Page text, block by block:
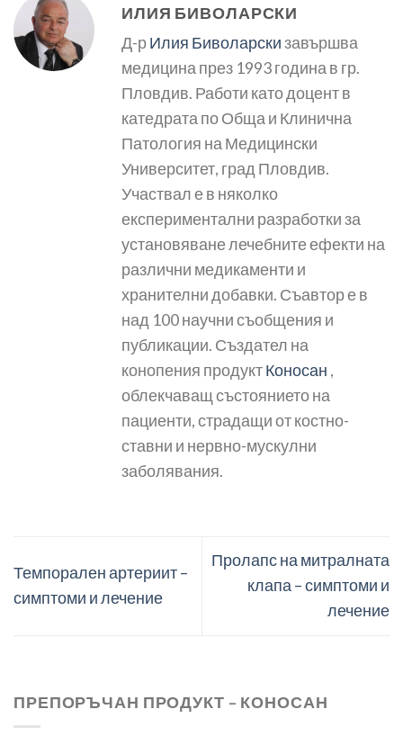
ИЛИЯ БИВОЛАРСКИ
Д-рИлия Биволарскизавършва
медицина през 1993 година в гр.
Пловдив. Работи като доцент в
катедрата по Обща и Клинична
Патология на Медицински
Университет, град Пловдив.
Участвал е в няколко
експериментални разработки за
установяване лечебните ефекти на
различни медикаменти и
хранителни добавки. Съавтор е в
над 100 научни съобщения и
публикации. Създател на
конопения продуктКоносан ,
облекчаващ състоянието на
пациенти, страдащи от костно-
ставни и нервно-мускулни
заболявания.
Темпорален артериит –
симптоми и лечение
Пролапс на митралната
клапа – симптоми и
лечение
ПРЕПОРЪЧАН ПРОДУКТ – КОНОСАН